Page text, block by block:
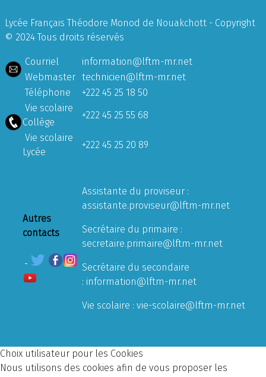
Lycée Français Théodore Monod de Nouakchott - Copyright
© 2024 Tous droits réservés
Courriel
information@lftm-mr.net
Webmaster technicien@lftm-mr.net
Téléphone
+222 45 25 18 50
Vie scolaire
Collège
+222 45 25 55 68
Vie scolaire
Lycée
+222 45 25 20 89
Autres
contacts
Assistante du proviseur :
assistante.proviseur@lftm-mr.net
Secrétaire du primaire :
secretaire.primaire@lftm-mr.net
Secrétaire du secondaire
: information@lftm-mr.net
Vie scolaire : vie-scolaire@lftm-mr.net
Choix utilisateur pour les Cookies
Nous utilisons des cookies afin de vous proposer les